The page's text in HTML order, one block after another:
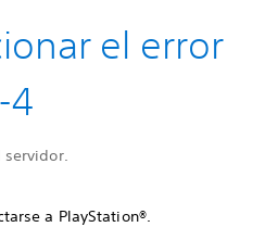
el error
4
servidor.
a PlayStation®.